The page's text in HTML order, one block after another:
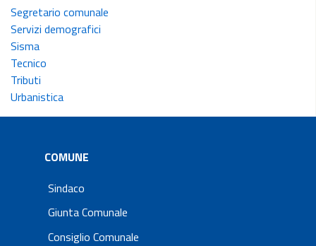
Segretario comunale
Servizi demografici
Sisma
Tecnico
Tributi
Urbanistica
COMUNE
Sindaco
Giunta Comunale
Consiglio Comunale